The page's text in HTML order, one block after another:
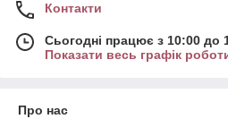
Контакти
Сьогодні працює з 10:00 до
Показати весь графік
Про нас